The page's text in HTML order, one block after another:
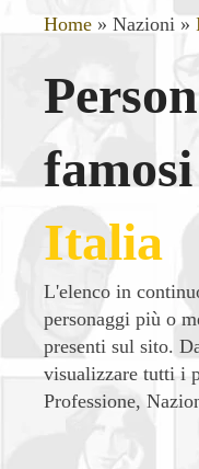
Home » Nazioni »
Italia
L'elenco in
personaggi più o
presenti sul sito.
visualizzare tutti i
Professione,